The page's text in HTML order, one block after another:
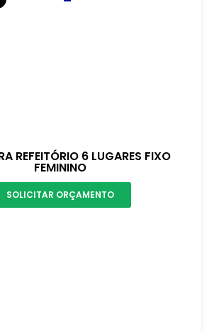
REFEITÓRIO 6 LUGARES FIXO
FEMININO
SOLICITAR ORÇAMENTO